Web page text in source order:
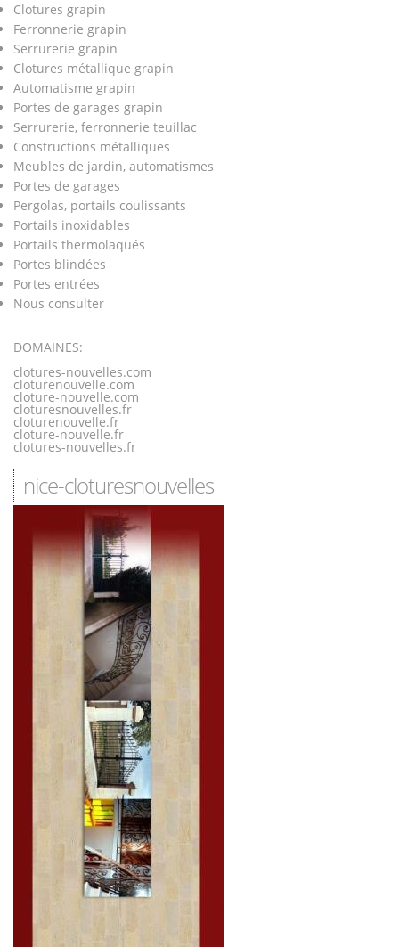
Clotures grapin
Ferronnerie grapin
Serrurerie grapin
Clotures métallique grapin
Automatisme grapin
Portes de garages grapin
Serrurerie, ferronnerie teuillac
Constructions métalliques
Meubles de jardin, automatismes
Portes de garages
Pergolas, portails coulissants
Portails inoxidables
Portails thermolaqués
Portes blindées
Portes entrées
Nous consulter
DOMAINES:
clotures-nouvelles.com
cloturenouvelle.com
cloture-nouvelle.com
cloturesnouvelles.fr
cloturenouvelle.fr
cloture-nouvelle.fr
clotures-nouvelles.fr
nice-cloturesnouvelles